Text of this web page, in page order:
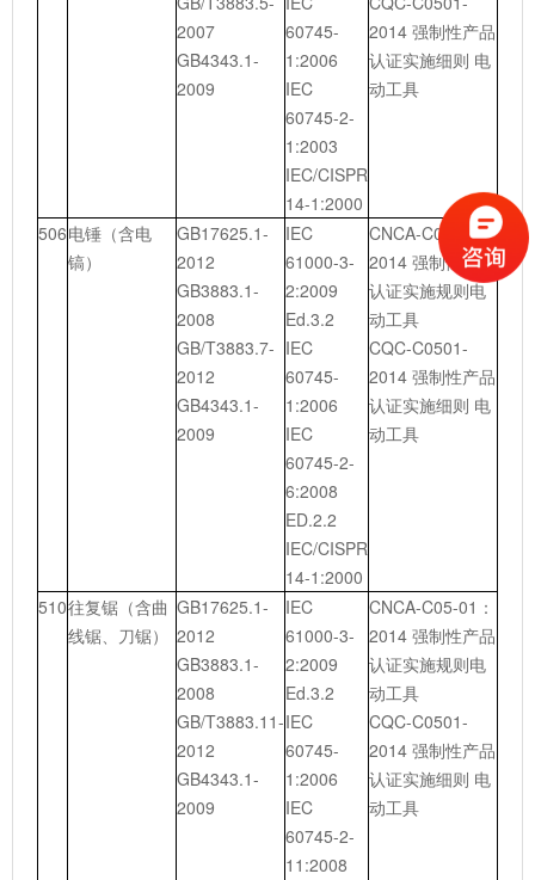
2007
GB4343.1-
2009
60745-
1:2006
IEC
60745-2-
1:2003
IEC/CISPR
14-1:2000
2014 强制性产品
认证实施细则 电
动工具
506电锤（含电
镐）
GB17625.1-
2012
GB3883.1-
2008
GB/T3883.7-
2012
GB4343.1-
2009
IEC
61000-3-
2:2009
Ed.3.2
IEC
60745-
1:2006
IEC
60745-2-
6:2008
ED.2.2
IEC/CISPR
14-1:2000
CNCA-C05-01：
2014 强制性产品
认证实施规则电
动工具
CQC-C0501-
2014 强制性产品
认证实施细则 电
动工具
510往复锯（含曲
线锯、刀锯）
GB17625.1-
2012
GB3883.1-
2008
GB/T3883.11-
2012
GB4343.1-
2009
IEC
61000-3-
2:2009
Ed.3.2
IEC
60745-
1:2006
IEC
60745-2-
11:2008
CNCA-C05-01：
2014 强制性产品
认证实施规则电
动工具
CQC-C0501-
2014 强制性产品
认证实施细则 电
动工具